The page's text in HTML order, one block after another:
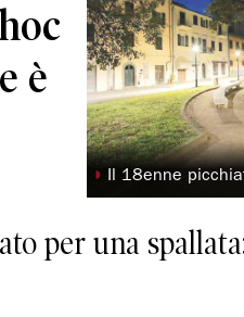
è
◗ Il 18enne
per una